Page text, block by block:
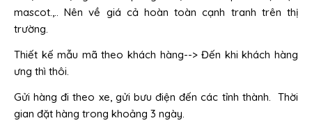
mascot.,.. Nên về giá cả hoàn toàn cạnh tranh trên thị
trường.
Thiết kế mẫu mã theo khách hàng--> Đến khi khách hàng
ưng thì thôi.
Gửi hàng đi theo xe, gửi bưu điện đến các tỉnh thành. Thời
gian đặt hàng trong khoảng 3 ngày.